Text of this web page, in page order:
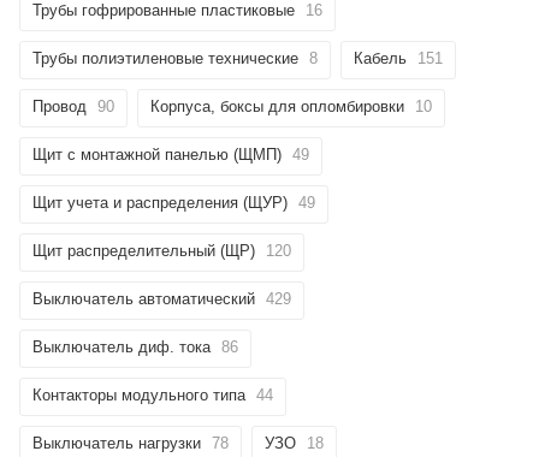
Трубы гофрированные пластиковые 16
Трубы полиэтиленовые технические 8 Кабель 151
Провод 90 Корпуса, боксы для опломбировки 10
Щит с монтажной панелью (ЩМП) 49
Щит учета и распределения (ЩУР) 49
Щит распределительный (ЩР) 120
Выключатель автоматический 429
Выключатель диф. тока 86
Контакторы модульного типа 44
Выключатель нагрузки 78 УЗО 18